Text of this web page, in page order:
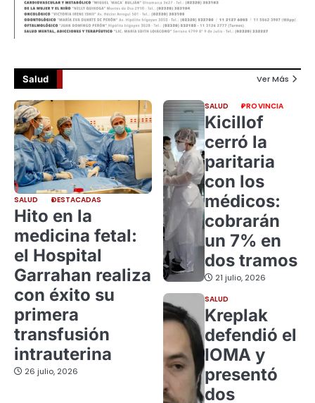
Salud Ver Más
SALUD DESTACADAS
Hito en la
medicina fetal:
el Hospital
Garrahan realiza
con éxito su
primera
transfusión
intrauterina
26 julio, 2026
SALUD PROVINCIA
Kicillof
cerró la
paritaria
con los
médicos:
cobrarán
un 7% en
dos tramos
21 julio, 2026
SALUD
Kreplak
defendió el
IOMA y
presentó
dos